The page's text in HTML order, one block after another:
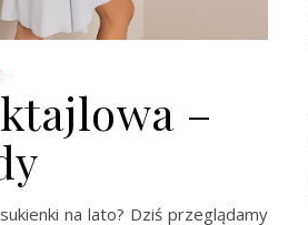
–
na lato? Dziś przeglądamy